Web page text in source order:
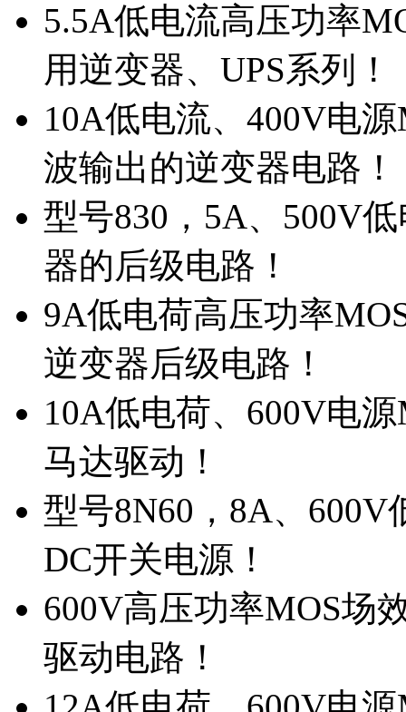
5.5A低电流高压功率
用逆变器、UPS系列！
10A低电流、400V电
波输出的逆变器电路！
型号830，5A、500V
器的后级电路！
9A低电荷高压功率
逆变器后级电路！
10A低电荷、600V电
马达驱动！
型号8N60，8A、
DC开关电源！
600V高压功率MOS场
驱动电路！